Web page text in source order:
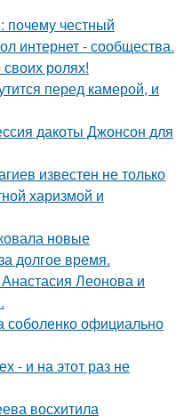
почему честный
интернет - сообщества.
ролях!
перед камерой, и
дакоты Джонсон для
известен не только
харизмой и
новые
долгое время.
Леонова и
соболенко официально
- и на этот раз не
восхитила